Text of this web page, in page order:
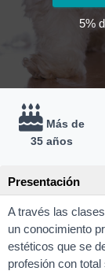
5%
Más de
35 años
Presentación
A través las
un conocimiento
estéticos que se
profesión con